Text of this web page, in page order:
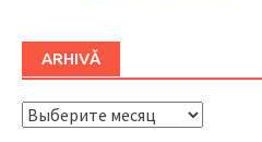
ARHIVĂ
ARHIVĂ